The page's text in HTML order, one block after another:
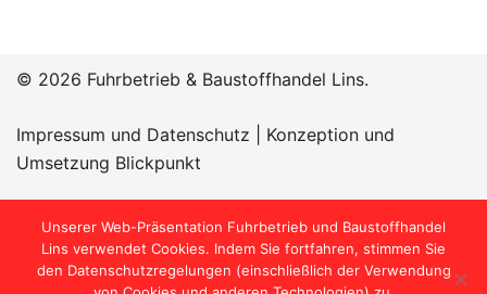
© 2026 Fuhrbetrieb & Baustoffhandel Lins.
Impressum und Datenschutz
Konzeption und
Umsetzung Blickpunkt
Öffnungszeiten:
Unserer Web-Präsentation Fuhrbetrieb und Baustoffhandel
Lins verwendet Cookies. Indem Sie fortfahren, stimmen Sie
den Datenschutzregelungen (einschließlich der Verwendung